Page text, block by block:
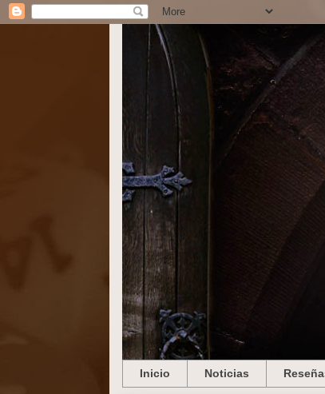
Inicio Noticias